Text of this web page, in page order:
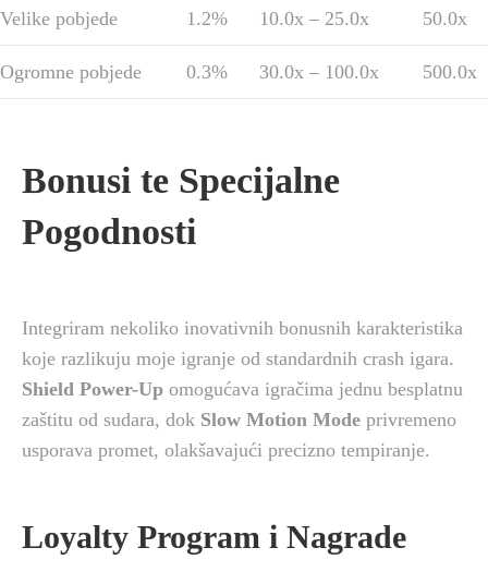
Velike pobjede 1.2% 10.0x – 25.0x 50.0x
Ogromne pobjede 0.3% 30.0x – 100.0x 500.0x
Bonusi te Specijalne
Pogodnosti
Integriram nekoliko inovativnih bonusnih karakteristika
koje razlikuju moje igranje od standardnih crash igara.
Shield Power-Up omogućava igračima jednu besplatnu
zaštitu od sudara, dok Slow Motion Mode privremeno
usporava promet, olakšavajući precizno tempiranje.
Loyalty Program i Nagrade